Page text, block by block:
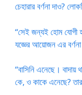
চেহারার বর্ণনা দাও?
“সেই জন্যই হোম যোগী
যজ্ঞের আয়োজন এর বর্ণনা
“বাসিনি এনেছে।
কে, ও কাকে এনেছে?